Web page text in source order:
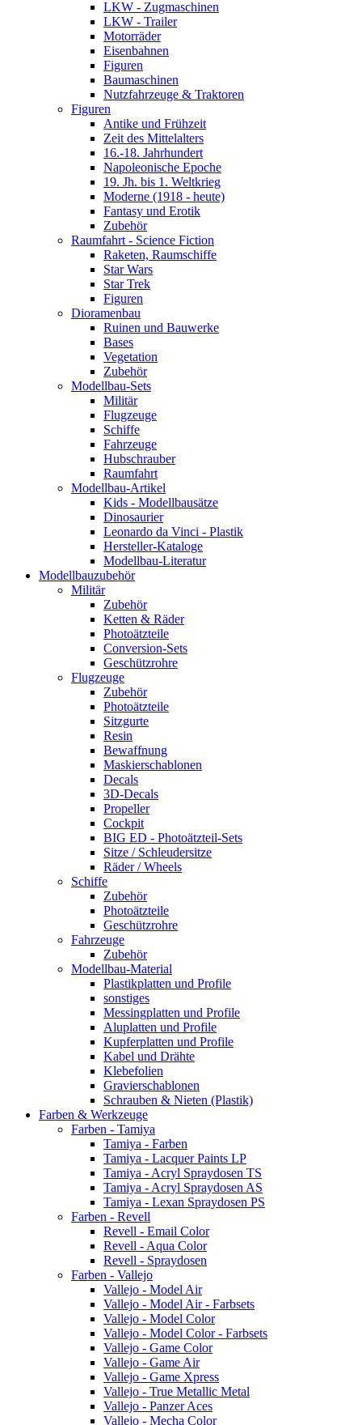
LKW - Zugmaschinen
LKW - Trailer
Motorräder
Eisenbahnen
Figuren
Baumaschinen
Nutzfahrzeuge & Traktoren
Figuren
Antike und Frühzeit
Zeit des Mittelalters
16.-18. Jahrhundert
Napoleonische Epoche
19. Jh. bis 1. Weltkrieg
Moderne (1918 - heute)
Fantasy und Erotik
Zubehör
Raumfahrt - Science Fiction
Raketen, Raumschiffe
Star Wars
Star Trek
Figuren
Dioramenbau
Ruinen und Bauwerke
Bases
Vegetation
Zubehör
Modellbau-Sets
Militär
Flugzeuge
Schiffe
Fahrzeuge
Hubschrauber
Raumfahrt
Modellbau-Artikel
Kids - Modellbausätze
Dinosaurier
Leonardo da Vinci - Plastik
Hersteller-Kataloge
Modellbau-Literatur
Modellbauzubehör
Militär
Zubehör
Ketten & Räder
Photoätzteile
Conversion-Sets
Geschützrohre
Flugzeuge
Zubehör
Photoätzteile
Sitzgurte
Resin
Bewaffnung
Maskierschablonen
Decals
3D-Decals
Propeller
Cockpit
BIG ED - Photoätzteil-Sets
Sitze / Schleudersitze
Räder / Wheels
Schiffe
Zubehör
Photoätzteile
Geschützrohre
Fahrzeuge
Zubehör
Modellbau-Material
Plastikplatten und Profile
sonstiges
Messingplatten und Profile
Aluplatten und Profile
Kupferplatten und Profile
Kabel und Drähte
Klebefolien
Gravierschablonen
Schrauben & Nieten (Plastik)
Farben & Werkzeuge
Farben - Tamiya
Tamiya - Farben
Tamiya - Lacquer Paints LP
Tamiya - Acryl Spraydosen TS
Tamiya - Acryl Spraydosen AS
Tamiya - Lexan Spraydosen PS
Farben - Revell
Revell - Email Color
Revell - Aqua Color
Revell - Spraydosen
Farben - Vallejo
Vallejo - Model Air
Vallejo - Model Air - Farbsets
Vallejo - Model Color
Vallejo - Model Color - Farbsets
Vallejo - Game Color
Vallejo - Game Air
Vallejo - Game Xpress
Vallejo - True Metallic Metal
Vallejo - Panzer Aces
Vallejo - Mecha Color